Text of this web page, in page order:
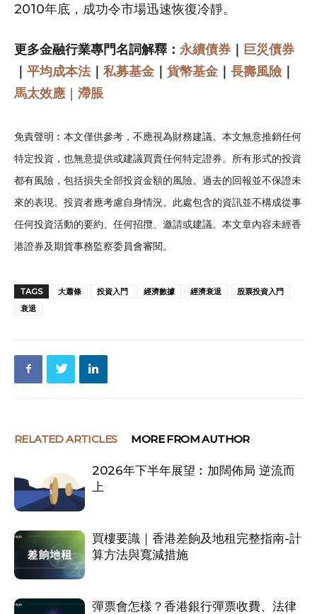
2010年底，成功令市場迅速恢復冷靜。
更多金融行業專門名詞解釋： 永續債券
巨災債券
平均成本法｜ 私募基金 貨幣基金 長壽風險
馬太效應 ｜ 滯脹
免責聲明︰本文僅供參考，不應視為財務建議。本文無意推銷任何
特定投資，也無意提供或建議買賣任何特定證券。所有形式的投資
都有風險，包括損失全部投資金額的風險。過去的回報並不保證未
來的表現。投資者應考慮自身情況。此處包含的資訊並不構成從事
任何投資活動的要約、任何招攬、邀請或建議。本文章內容未經香
港證券及期貨事務監察委員會審閱。
TAGS 大蕭條​ 投資入門 經濟數據 經濟衰退
股票投資入門
衰退
RELATED ARTICLES MORE FROM AUTHOR
2026年下半年展望︰加闊佈局 逆流而
上
買樓要識｜香港差餉及地租完整指南-計
算方法與寬減措施
彈票會怎樣？香港銀行彈票收費、法律